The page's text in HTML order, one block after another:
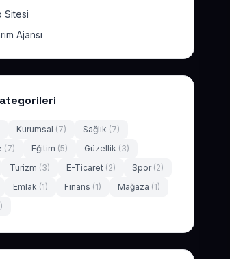
Sitesi
Ajansı
Kurumsal (7) Sağlık (7)
(7) Eğitim (5) Güzellik (3)
Turizm (3) E-Ticaret (2) Spor (2)
Emlak (1) Finans (1) Mağaza (1)